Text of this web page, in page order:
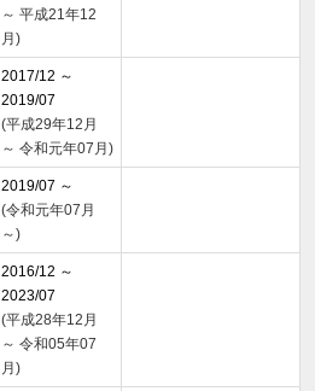
～ 平成21年12
月)
2017/12 ～
2019/07
(平成29年12月
～ 令和元年07月)
2019/07 ～
(令和元年07月
～)
2016/12 ～
2023/07
(平成28年12月
～ 令和05年07
月)